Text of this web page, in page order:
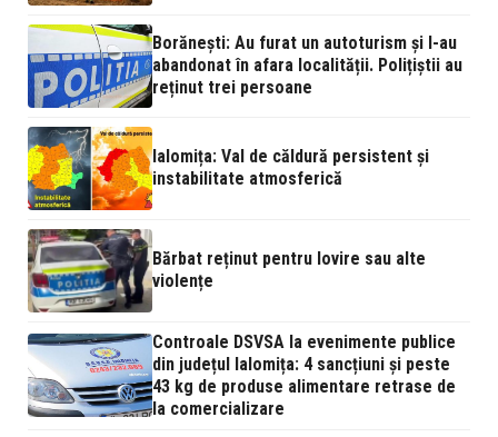
Borănești: Au furat un autoturism și l-au
abandonat în afara localității. Polițiștii au
reținut trei persoane
Ialomița: Val de căldură persistent și
instabilitate atmosferică
Bărbat reținut pentru lovire sau alte
violențe
Controale DSVSA la evenimente publice
din județul Ialomița: 4 sancțiuni și peste
43 kg de produse alimentare retrase de
la comercializare